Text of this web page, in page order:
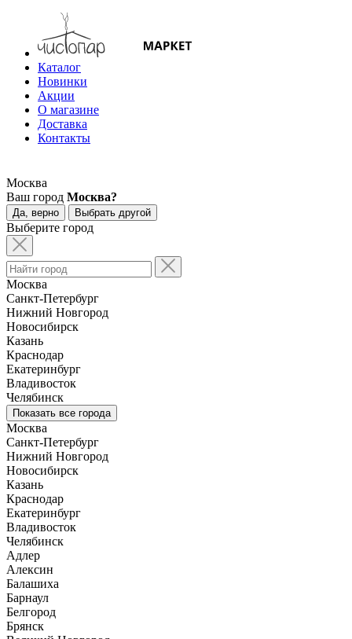
Каталог
Новинки
Акции
О магазине
Доставка
Контакты
Москва
Ваш город Москва?
Да, верно Выбрать другой
Выберите город
Москва
Санкт-Петербург
Нижний Новгород
Новосибирск
Казань
Краснодар
Екатеринбург
Владивосток
Челябинск
Показать все города
Москва
Санкт-Петербург
Нижний Новгород
Новосибирск
Казань
Краснодар
Екатеринбург
Владивосток
Челябинск
Адлер
Алексин
Балашиха
Барнаул
Белгород
Брянск